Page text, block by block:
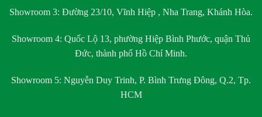
Showroom 3: Đường 23/10, Vĩnh Hiệp , Nha Trang, Khánh Hòa.
Showroom 4: Quốc Lộ 13, phường Hiệp Bình Phước, quận Thủ
Đức, thành phố Hồ Chí Minh.
Showroom 5: Nguyễn Duy Trinh, P. Bình Trưng Đông, Q.2, Tp.
HCM